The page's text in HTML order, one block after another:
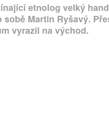
etnolog velký
Martin Ryšavý.
vyrazil na východ.